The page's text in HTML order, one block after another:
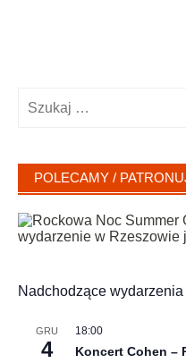
POLECAMY /
Nadchodzące wydarzenia
GRU
4
18:00
Koncert Cohen –